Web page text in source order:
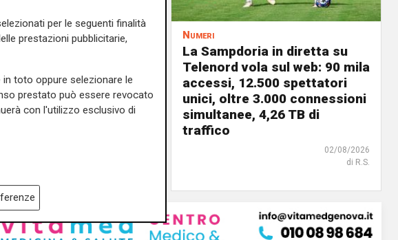
quota 15mila rinnovi
di F.S.
Numeri
La Sampdoria in diretta su
Telenord vola sul web: 90 mila
accessi, 12.500 spettatori
unici, oltre 3.000 connessioni
simultanee, 4,26 TB di
traffico
02/08/2026
di R.S.
per le seguenti finalità
prestazioni pubblicitarie,
toto oppure selezionare le
prestato può essere revocato
con l'utilizzo esclusivo di